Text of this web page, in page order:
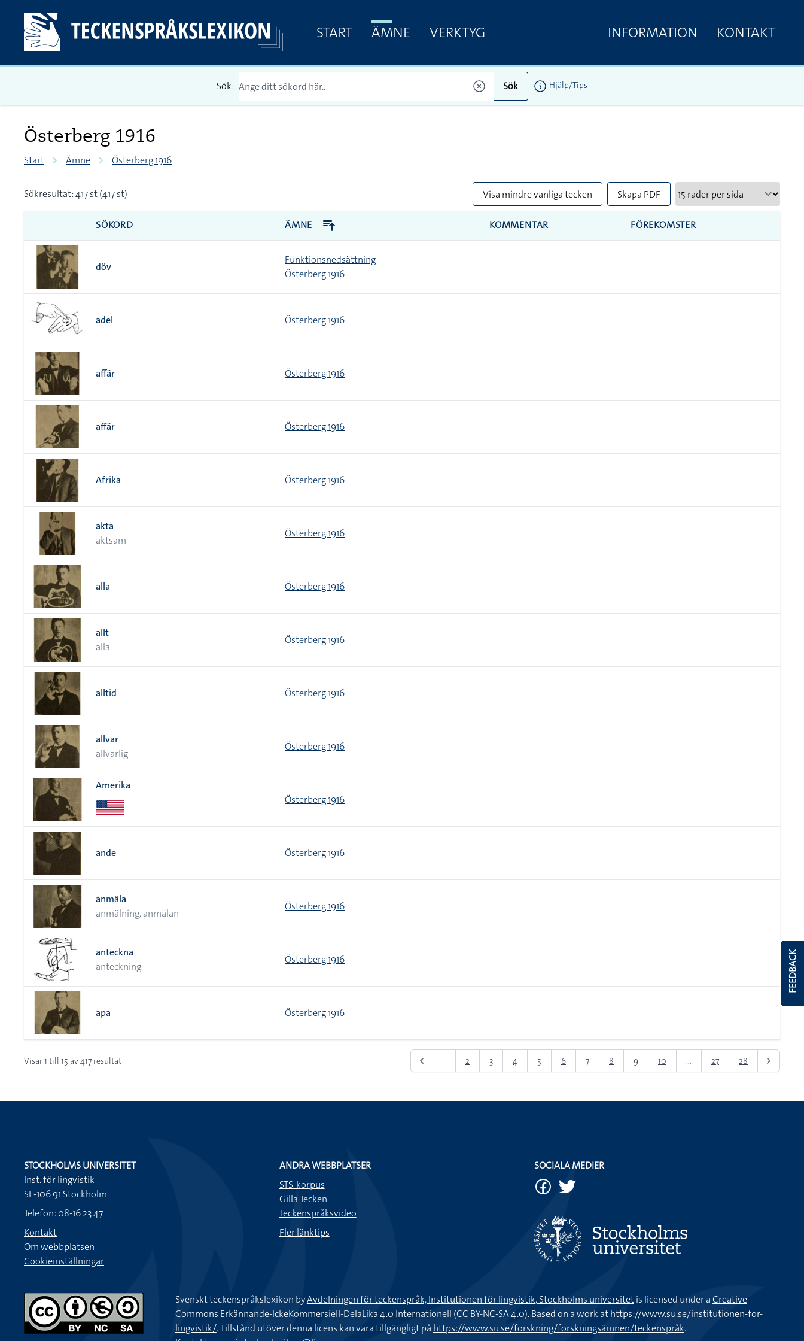
START ÄMNE VERKTYG INFORMATION KONTAKT
Sök: Sök Hjälp/Tips
Österberg 1916
Start Ämne Österberg 1916
Sökresultat: 417 st (417 st) Visa mindre vanliga tecken Skapa PDF
SÖKORD ÄMNE KOMMENTAR FÖREKOMSTER
döv
Funktionsnedsättning
Österberg 1916
adel Österberg 1916
affär Österberg 1916
affär Österberg 1916
Afrika Österberg 1916
akta
aktsam
Österberg 1916
alla Österberg 1916
allt
alla
Österberg 1916
alltid Österberg 1916
allvar
allvarlig
Österberg 1916
Amerika
Österberg 1916
ande Österberg 1916
anmäla
anmälning, anmälan
Österberg 1916
anteckna
anteckning
Österberg 1916
apa Österberg 1916
Visar1 till 15 av417 resultat 2 3 4 5 6 7 8 9 10 ... 27 28
FEEDBACK
STOCKHOLMS UNIVERSITET
Inst. för lingvistik
SE-106 91 Stockholm
Telefon: 08-16 23 47
Kontakt
Om webbplatsen
Cookieinställningar
ANDRA WEBBPLATSER
STS-korpus
Gilla Tecken
Teckenspråksvideo
Fler länktips
SOCIALA MEDIER
Svenskt teckenspråkslexikon byAvdelningen för teckenspråk, Institutionen för lingvistik, Stockholms universitetis licensed under aCreative
Commons Erkännande-IckeKommersiell-DelaLika 4.0 Internationell (CC BY-NC-SA 4.0).Based on a work athttps://www.su.se/institutionen-for-
lingvistik/. Tillstånd utöver denna licens kan vara tillgängligt på https://www.su.se/forskning/forskningsämnen/teckenspråk.